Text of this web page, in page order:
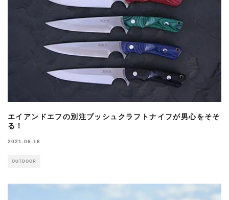
エイアンドエフの別注ブッシュクラフトナイフが男心をそそ
る！
2021-06-16
OUTDOOR